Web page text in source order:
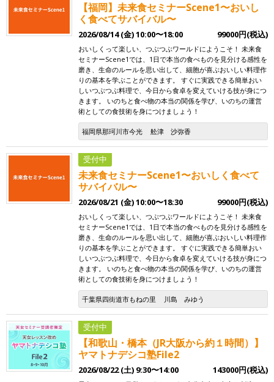
【福岡】未来食セミナーScene1〜おいし
く食べてサバイバル〜
2026/08/14 (金) 10:00〜18:00 99000円(税込)
おいしくって楽しい、つぶつぶワールドにようこそ！ 未来食
セミナーScene1では、1日で本当の食べものを見分ける感性を
磨き、生命のルールを思い出して、細胞が喜ぶおいしい料理作
りの基本を学ぶことができます。 すぐに実践できる簡単おい
しいつぶつぶ料理で、今日から食卓を変えていける技が身につ
きます。 いのちと食べ物の本当の関係を学び、いのちの運営
術としての食技術を身につけましょう！
福岡県那珂川市今光 舩津 沙弥香
受付中
未来食セミナーScene1〜おいしく食べて
サバイバル〜
2026/08/21 (金) 10:00〜18:30 99000円(税込)
おいしくって楽しい、つぶつぶワールドにようこそ！ 未来食
セミナーScene1では、1日で本当の食べものを見分ける感性を
磨き、生命のルールを思い出して、細胞が喜ぶおいしい料理作
りの基本を学ぶことができます。 すぐに実践できる簡単おい
しいつぶつぶ料理で、今日から食卓を変えていける技が身につ
きます。 いのちと食べ物の本当の関係を学び、いのちの運営
術としての食技術を身につけましょう！
千葉県四街道市もねの里 川島 みゆう
受付中
【和歌山・橋本（JR大阪から約１時間）】
ヤマトナデシコ塾File2
2026/08/22 (土) 9:30〜14:00 143000円(税込)